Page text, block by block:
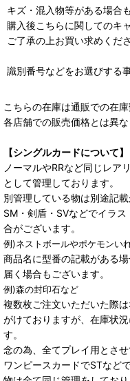
キズ・混入物等がある場合
購入後こちらに関してのキ
ご了承の上お買い求めくださ
識別番号などをお選びする
こちらの在庫は通販での在
各店舗での販売価格とは異な
【シングルカードについて】
ノーマルやRRなど同じレア
として管理しております。
別管理している物は別途記
SM・剣盾・SVなどでイラ
合がございます。
例)ネストボールやポケモンい
商品名に型番の記載がある
届く場合もございます。
例)森の封印石など
複数枚ご注文いただいた際
がけておりますが、在庫状
す。
念の為、全てプレイ用とさせ
ワンピースカードでSTなど